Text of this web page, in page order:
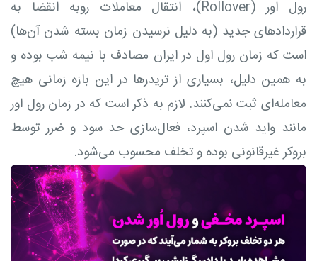
رول اور (Rollover)، انتقال معاملات روبه انقضا به
قراردادهای جدید (به دلیل نرسیدن زمان بسته شدن آن‌ها)
است که زمان رول اول در ایران مصادف با نیمه شب بوده و
به همین دلیل، بسیاری از تریدرها در این بازه زمانی هیچ
معامله‌ای ثبت نمی‌کنند. لازم به ذکر است که در زمان رول اور
مانند واید شدن اسپرد، فعال‌سازی حد سود و ضرر توسط
بروکر غیرقانونی بوده و تخلف محسوب می‌شود.